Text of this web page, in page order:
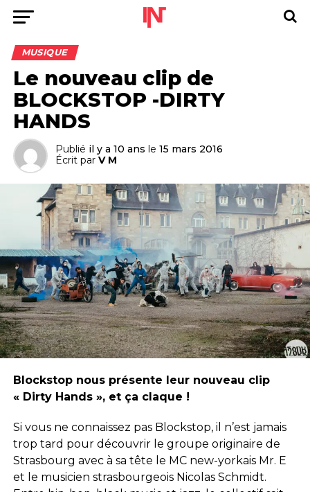
MUSIQUE
Le nouveau clip de
BLOCKSTOP -DIRTY
HANDS
Publié il y a 10 ans le 15 mars 2016
Écrit par V M
Blockstop nous présente leur nouveau clip
« Dirty Hands », et ça claque !
Si vous ne connaissez pas Blockstop, il n’est jamais
trop tard pour découvrir le groupe originaire de
Strasbourg avec à sa tête le MC new-yorkais Mr. E
et le musicien strasbourgeois Nicolas Schmidt.